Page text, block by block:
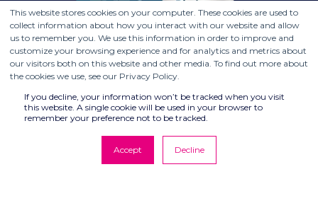
This website stores cookies on your computer. These cookies are used to
collect information about how you interact with our website and allow
us to remember you. We use this information in order to improve and
customize your browsing experience and for analytics and metrics about
our visitors both on this website and other media. To find out more about
the cookies we use, see our Privacy Policy.
If you decline, your information won’t be tracked when you visit
this website. A single cookie will be used in your browser to
remember your preference not to be tracked.
Accept Decline